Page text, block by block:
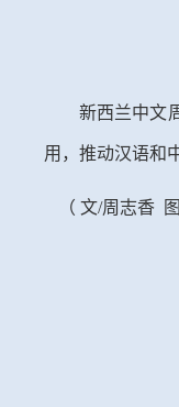
新西兰中文
用，推动汉语和
（ 文/周志香